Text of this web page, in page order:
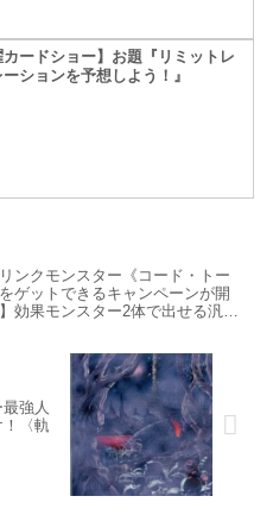
カードショー】お題『リミットレ
ションを予想しよう！』
リンクモンスター《コード・トー
ゲットできるキャンペーンが開
効果モンスター2体で出せる汎用
強人
〈軌